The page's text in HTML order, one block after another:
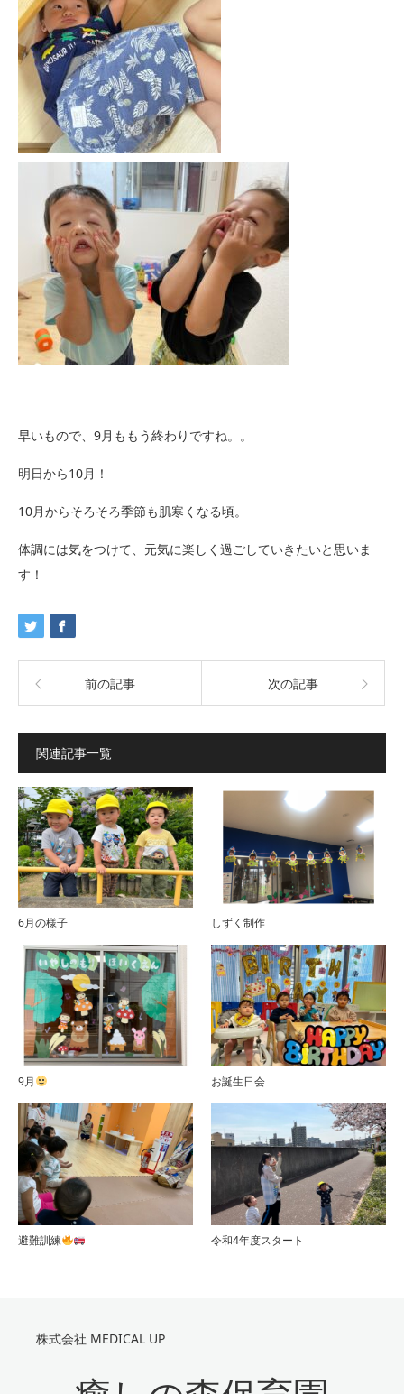
早いもので、9月ももう終わりですね。。
明日から10月！
10月からそろそろ季節も肌寒くなる頃。
体調には気をつけて、元気に楽しく過ごしていきたいと思いま
す！
前の記事 次の記事
関連記事一覧
6月の様子 しずく制作
9月 お誕生日会
避難訓練 令和4年度スタート
株式会社 MEDICAL UP